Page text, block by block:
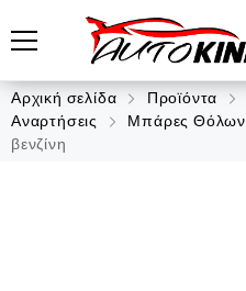
Αρχική σελίδα Προϊόντα
Αναρτήσεις
Μπάρες Θόλων
βενζίνη